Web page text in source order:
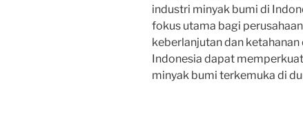
industri minyak bumi di
fokus utama bagi
keberlanjutan dan
Indonesia dapat
minyak bumi terkemuka di